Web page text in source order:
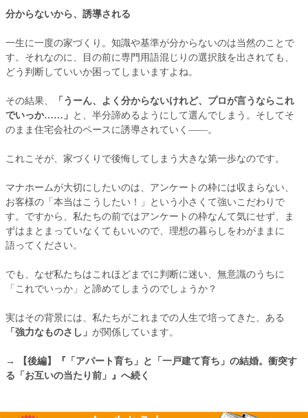
分からないから、誘導される
一生に一度の家づくり。知識や基準が分からないのは当然のことで
す。それなのに、目の前に専門用語混じりの選択肢を出されても、
どう判断していいか困ってしまいますよね。
その結果、
「うーん、よく分からないけれど、プロが言うならこれ
でいっか……」 と、半分諦めるようにして選んでしまう。そしてそ
のまま住宅会社のペースに誘導されていく――。
これこそが、家づくりで後悔してしまう大きな第一歩なのです。
マナホームが大切にしたいのは、アンケートの枠には収まらない、
お客様の「本当はこうしたい！」という小さくて強いこだわりで
す。ですから、私たちの前ではアンケートの枠なんて気にせず、ま
ずはまとまっていなくてもいいので、理想の暮らしをわがままに
語ってください。
でも、なぜ私たちはこれほどまでに判断に迷い、無意識のうちに
「これでいっか」と諦めてしまうのでしょうか？
実はその背景には、私たちがこれまでの人生で培ってきた、ある
「強力なものさし」 が関係しています。
→ 【後編】『「アパート育ち」と「一戸建て育ち」の結婚。衝突す
る「お互いの当たり前」』へ続く